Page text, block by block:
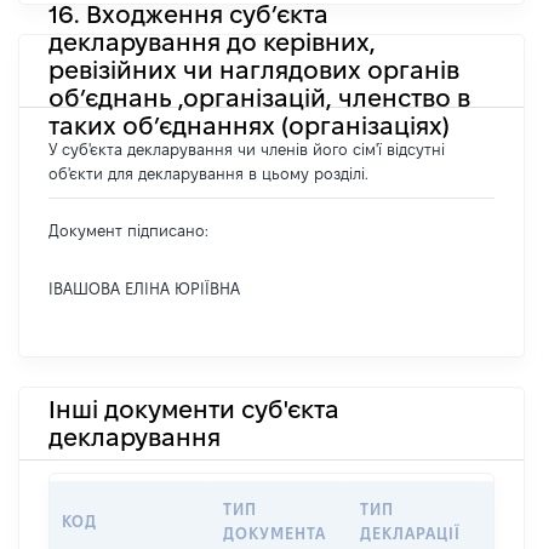
16. Входження суб’єкта
декларування до керівних,
ревізійних чи наглядових органів
об’єднань ,організацій, членство в
таких об’єднаннях (організаціях)
У суб'єкта декларування чи членів його сім'ї відсутні
об'єкти для декларування в цьому розділі.
Документ підписано:
ІВАШОВА ЕЛІНА ЮРІЇВНА
Інші документи суб'єкта
декларування
КОД
ТИП
ДОКУМЕНТА
ТИП
ДЕКЛАРАЦІЇ